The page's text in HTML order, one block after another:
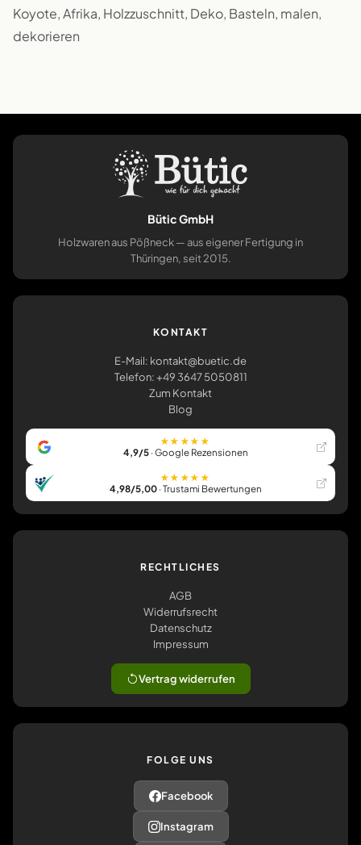
Koyote, Afrika, Holzzuschnitt, Deko, Basteln, malen,
dekorieren
Bütic GmbH
Holzwaren aus Pößneck — aus eigener Fertigung in
Thüringen, seit 2015.
KONTAKT
E-Mail: kontakt@buetic.de
Telefon: +49 3647 5050811
Zum Kontakt
Blog
★★★★★
4,9/5· Google Rezensionen
★★★★★
4,98/5,00· Trustami Bewertungen
RECHTLICHES
AGB
Widerrufsrecht
Datenschutz
Impressum
Vertrag widerrufen
FOLGE UNS
Facebook
Instagram